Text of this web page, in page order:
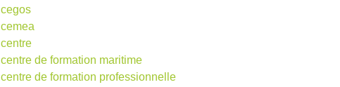
cegos
cemea
centre
centre de formation maritime
centre de formation professionnelle